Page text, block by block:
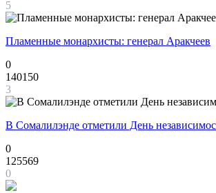
5
Пламенные монархисты: генерал Аракчеев
0
140150
3
В Сомалилэнде отметили День
0
125569
0